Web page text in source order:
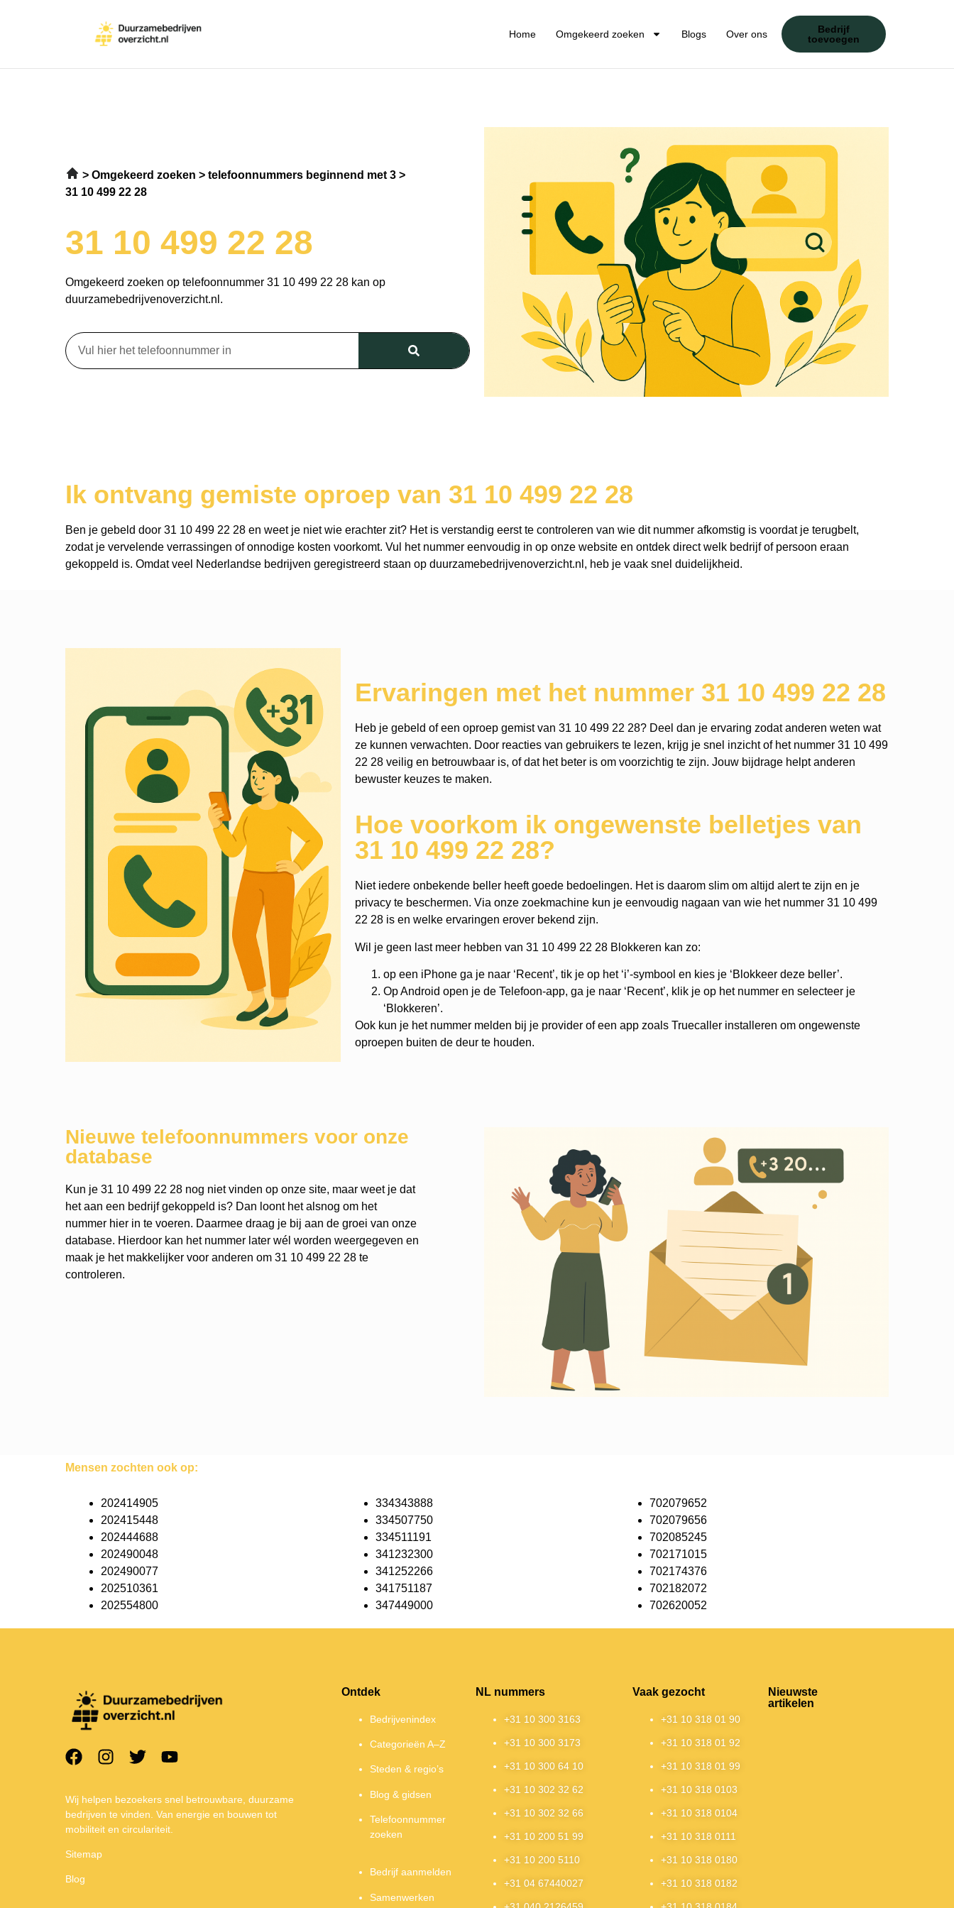
Home Omgekeerd zoeken Blogs Over ons
Bedrijf
toevoegen
Omgekeerd zoeken
telefoonnummers beginnend met 3
31 10 499 22 28
31 10 499 22 28
Omgekeerd zoeken op telefoonnummer 31 10 499 22 28 kan op
duurzamebedrijvenoverzicht.nl.
Ik ontvang gemiste oproep van 31 10 499 22 28
Ben je gebeld door 31 10 499 22 28 en weet je niet wie erachter zit? Het is verstandig eerst te controleren van wie dit nummer afkomstig is voordat je terugbelt,
zodat je vervelende verrassingen of onnodige kosten voorkomt. Vul het nummer eenvoudig in op onze website en ontdek direct welk bedrijf of persoon eraan
gekoppeld is. Omdat veel Nederlandse bedrijven geregistreerd staan op duurzamebedrijvenoverzicht.nl, heb je vaak snel duidelijkheid.
Ervaringen met het nummer 31 10 499 22 28
Heb je gebeld of een oproep gemist van 31 10 499 22 28? Deel dan je ervaring zodat anderen weten wat
ze kunnen verwachten. Door reacties van gebruikers te lezen, krijg je snel inzicht of het nummer 31 10 499
22 28 veilig en betrouwbaar is, of dat het beter is om voorzichtig te zijn. Jouw bijdrage helpt anderen
bewuster keuzes te maken.
Hoe voorkom ik ongewenste belletjes van
31 10 499 22 28?
Niet iedere onbekende beller heeft goede bedoelingen. Het is daarom slim om altijd alert te zijn en je
privacy te beschermen. Via onze zoekmachine kun je eenvoudig nagaan van wie het nummer 31 10 499
22 28 is en welke ervaringen erover bekend zijn.
Wil je geen last meer hebben van 31 10 499 22 28 Blokkeren kan zo:
op een iPhone ga je naar ‘Recent’, tik je op het ‘i’-symbool en kies je ‘Blokkeer deze beller’.
Op Android open je de Telefoon-app, ga je naar ‘Recent’, klik je op het nummer en selecteer je
‘Blokkeren’.
Ook kun je het nummer melden bij je provider of een app zoals Truecaller installeren om ongewenste
oproepen buiten de deur te houden.
Nieuwe telefoonnummers voor onze
database
Kun je 31 10 499 22 28 nog niet vinden op onze site, maar weet je dat
het aan een bedrijf gekoppeld is? Dan loont het alsnog om het
nummer hier in te voeren. Daarmee draag je bij aan de groei van onze
database. Hierdoor kan het nummer later wél worden weergegeven en
maak je het makkelijker voor anderen om 31 10 499 22 28 te
controleren.
Mensen zochten ook op:
202414905
202415448
202444688
202490048
202490077
202510361
202554800
334343888
334507750
334511191
341232300
341252266
341751187
347449000
702079652
702079656
702085245
702171015
702174376
702182072
702620052
Wij helpen bezoekers snel betrouwbare, duurzame
bedrijven te vinden. Van energie en bouwen tot
mobiliteit en circulariteit.
Sitemap
Blog
Ontdek
Bedrijvenindex
Categorieën A–Z
Steden & regio’s
Blog & gidsen
Telefoonnummer
zoeken
Bedrijf aanmelden
Samenwerken
NL nummers
+31 10 300 3163
+31 10 300 3173
+31 10 300 64 10
+31 10 302 32 62
+31 10 302 32 66
+31 10 200 51 99
+31 10 200 5110
+31 04 67440027
Vaak gezocht
+31 10 318 01 90
+31 10 318 01 92
+31 10 318 01 99
+31 10 318 0103
+31 10 318 0104
+31 10 318 0111
+31 10 318 0180
+31 10 318 0182
Nieuwste
artikelen